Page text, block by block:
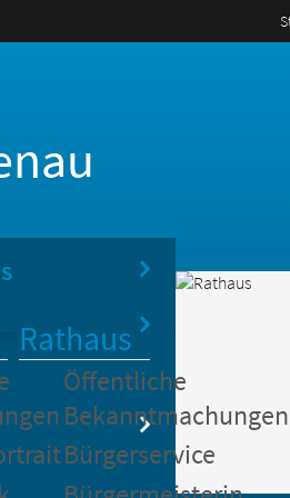
Rathaus
Öffentliche
Bekanntmachungen
Bürgerservice